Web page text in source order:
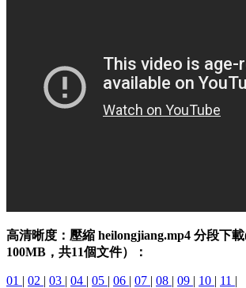
高清晰度：壓縮 heilongjiang.mp4 分段下
100MB，共11個文件）：
01 | 02 | 03 | 04 | 05 | 06 | 07 | 08 | 09 | 10 | 11 |